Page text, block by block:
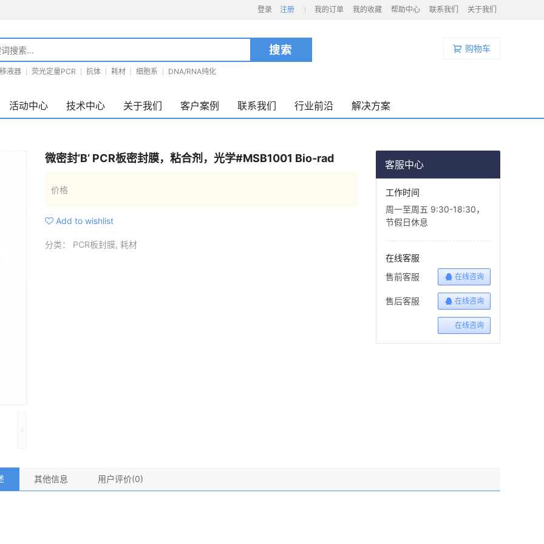
登录 注册 我的订单 我的收藏 帮助中心 联系我们 关于我们
移液器 荧光定量PCR 抗体 耗材 细胞系 DNA/RNA纯化
购物车
活动中心 技术中心 关于我们 客户案例 联系我们 行业前沿 解决方案
微密封’B’ PCR板密封膜，粘合剂，光学#MSB1001 Bio-rad
价格
Add to wishlist
分类： PCR板封膜, 耗材
客服中心
工作时间
周一至周五 9:30-18:30，
节假日休息
在线客服
售前客服
在线咨询
售后客服 在线咨询
在线咨询
其他信息 用户评价(0)